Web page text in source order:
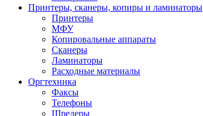
Принтеры, сканеры, копиры и ламинаторы
Принтеры
МФУ
Копировальные аппараты
Сканеры
Ламинаторы
Расходные материалы
Оргтехника
Факсы
Телефоны
Шредеры